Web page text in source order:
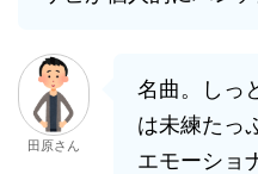
田原さん
名曲。しっ
は未練たっ
エモーショ